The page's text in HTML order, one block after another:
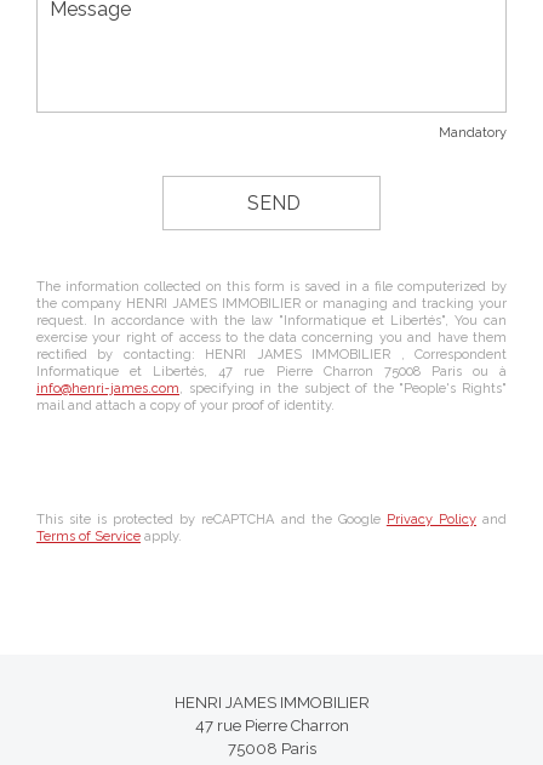
Mandatory
The information collected on this form is saved in a file computerized by
the company HENRI JAMES IMMOBILIER or managing and tracking your
request. In accordance with the law "Informatique et Libertés", You can
exercise your right of access to the data concerning you and have them
rectified by contacting: HENRI JAMES IMMOBILIER
, Correspondent
Informatique et Libertés,47 rue Pierre Charron 75008 Parisou à
info@henri-james.com, specifying in the subject of the "People's Rights"
mail and attach a copy of your proof of identity.
This site is protected by reCAPTCHA and the Google Privacy Policyand
Terms of Service apply.
HENRI JAMES IMMOBILIER
47 rue Pierre Charron
75008 Paris